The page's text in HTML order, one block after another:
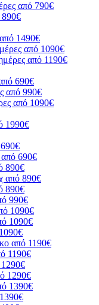
από 790€
890€
1490€
από 1090€
από 1190€
690€
από 990€
από 1090€
1990€
690€
890€
από 890€
890€
990€
1090€
1090€
από 1190€
1190€
1290€
1390€